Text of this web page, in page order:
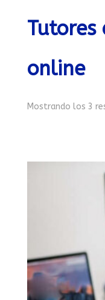
Tutores
online
Mostrando los 3